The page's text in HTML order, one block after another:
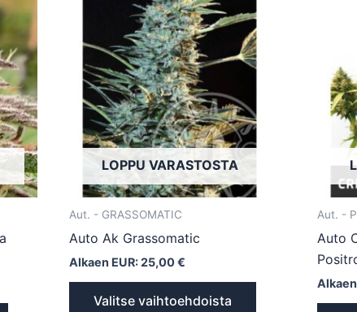
on
useampi
muunnelma.
Voit
tehdä
valinnat
tuotteen
sivulla.
LOPPU VARASTOSTA
Aut. - GRASSOMATIC
Auto Ak Grassomatic
Alkaen EUR:25,00€
Valitse vaihtoehdoista
on
useampi
muunnelma.
valinnat
tuotteen
Aut. -
Auto